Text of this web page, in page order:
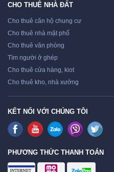
CHO THUÊ NHÀ ĐẤT
Cho thuê căn hộ chung cư
Cho thuê nhà mặt phố
Cho thuê văn phòng
Tìm người ở ghép
Cho thuê cửa hàng, kiot
Cho thuê kho, nhà xưởng
KẾT NỐI VỚI CHÚNG TÔI
PHƯƠNG THỨC THANH TOÁN